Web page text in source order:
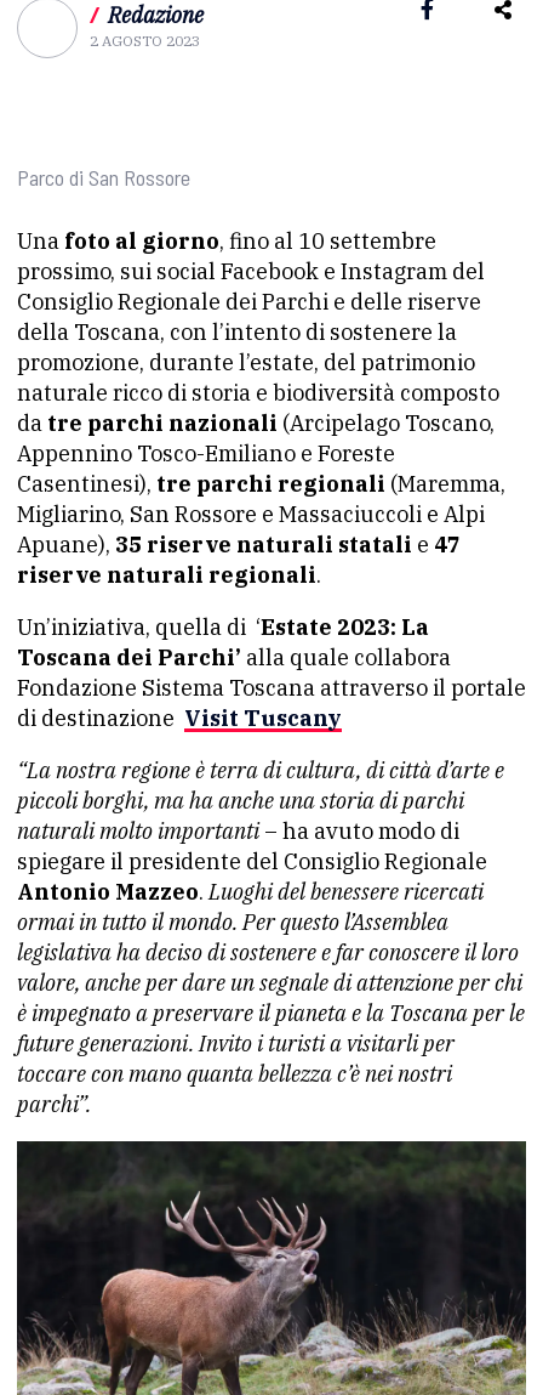
/ Redazione
2 AGOSTO 2023
Parco di San Rossore
Una foto al giorno, fino al 10 settembre
prossimo, sui social Facebook e Instagram del
Consiglio Regionale dei Parchi e delle riserve
della Toscana, con l’intento di sostenere la
promozione, durante l’estate, del patrimonio
naturale ricco di storia e biodiversità composto
da tre parchi nazionali (Arcipelago Toscano,
Appennino Tosco-Emiliano e Foreste
Casentinesi), tre parchi regionali (Maremma,
Migliarino, San Rossore e Massaciuccoli e Alpi
Apuane), 35 riserve naturali statali e 47
riserve naturali regionali.
Un’iniziativa, quella di ‘Estate 2023: La
Toscana dei Parchi’ alla quale collabora
Fondazione Sistema Toscana attraverso il portale
di destinazione Visit Tuscany
“La nostra regione è terra di cultura, di città d’arte e
piccoli borghi, ma ha anche una storia di parchi
naturali molto importanti– ha avuto modo di
spiegare il presidente del Consiglio Regionale
Antonio Mazzeo.Luoghi del benessere ricercati
ormai in tutto il mondo. Per questo l’Assemblea
legislativa ha deciso di sostenere e far conoscere il loro
valore, anche per dare un segnale di attenzione per chi
è impegnato a preservare il pianeta e la Toscana per le
future generazioni. Invito i turisti a visitarli per
toccare con mano quanta bellezza c’è nei nostri
parchi”.